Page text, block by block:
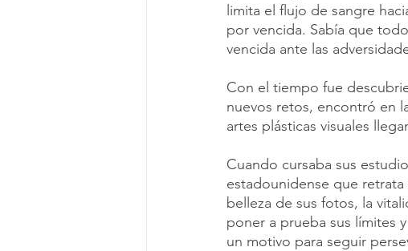
limita el flujo de sangre
por vencida. Sabía que
vencida ante las
Con el tiempo fue
nuevos retos, encontró en
artes plásticas visuales
Cuando cursaba sus
estadounidense que
belleza de sus fotos, la
poner a prueba sus límites
un motivo para seguir